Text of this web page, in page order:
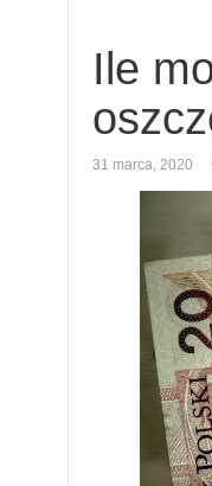
Ile
31 marca, 2020